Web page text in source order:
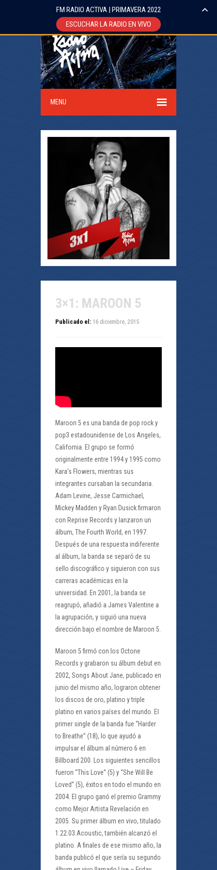
MENU
3×1: MAROON 5
Publicado el: 16 diciembre, 2015
Maroon 5 es una banda de pop rock y
pop3 estadounidense de Los Angeles,
California. El grupo se formó
originalmente entre 1994 y 1995 como
Kara’s Flowers, mientras sus
integrantes cursaban la secundaria.
Adam Levine, Jesse Carmichael,
Mickey Madden y Ryan Dusick firmaron
con Reprise Records y lanzaron un
álbum, The Fourth World, en 1997.
Después de una respuesta indiferente
al álbum, la banda se separó de su
sello discográfico y siguieron con sus
carreras académicas en la
universidad. En 2001, la banda se
reagrupó, añadió a James Valentine a
la agrupación, y siguió una nueva
dirección bajo el nombre de Maroon 5.
Maroon 5 firmó con los Octone
Records y grabaron su álbum debut en
2002, Songs About Jane, publicado en
junio del mismo año, lograron obtener
los discos de oro, platino y triple
platino en varios países del mundo. El
primer single de la banda fue “Harder
to Breathe” (18), lo que ayudó a
impulsar el álbum al número 6 en
Billboard 200. Los siguientes sencillos
fueron “This Love” (5) y “She Will Be
Loved” (5), éxitos en todo el mundo en
2004. El grupo ganó el premio Grammy
como Mejor Artista Revelación en
2005. Su primer álbum en vivo, titulado
1.22.03.Acoustic, también alcanzó el
platino. A finales de ese mismo año, la
banda publicó el que sería su segundo
FM RADIO ACTIVA | PRIMAVERA 2022
ESCUCHAR LA RADIO EN VIVO